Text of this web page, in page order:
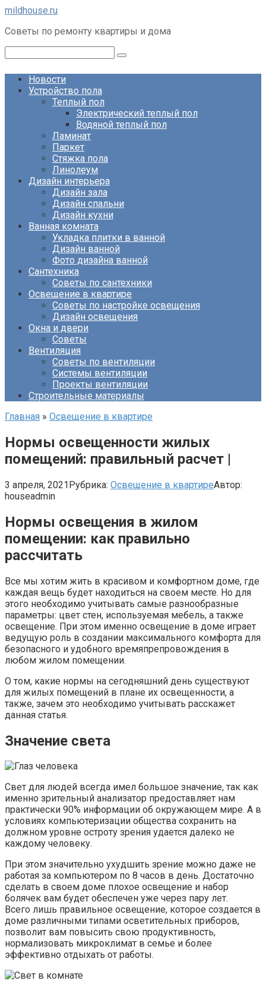
Перейти
контенту
mildhouse.ru
Советы по ремонту квартиры и дома
Новости
Устройство пола
Теплый пол
Электрический теплый пол
Водяной теплый пол
Ламинат
Паркет
Стяжка пола
Линолеум
Дизайн интерьера
Дизайн зала
Дизайн спальни
Дизайн кухни
Ванная комната
Укладка плитки в ванной
Дизайн ванной
Фото дизайна ванной
Сантехника
Советы по сантехники
Освещение в квартире
Советы по настройке освещения
Дизайн освещения
Окна и двери
Советы
Вентиляция
Советы по вентиляции
Системы вентиляции
Проекты вентиляции
Строительные материалы
Главная » Освещение в квартире
Нормы освещенности жилых
помещений: правильный расчет |
3 апреля, 2021Рубрика: Освещение в квартиреАвтор:
houseadmin
Нормы освещения в жилом
помещении: как правильно
рассчитать
Все мы хотим жить в красивом и комфортном доме, где
каждая вещь будет находиться на своем месте. Но для
этого необходимо учитывать самые разнообразные
параметры: цвет стен, используемая мебель, а также
освещение. При этом именно освещение в доме играет
ведущую роль в создании максимального комфорта для
безопасного и удобного времяпрепровождения в
любом жилом помещении.
О том, какие нормы на сегодняшний день существуют
для жилых помещений в плане их освещенности, а
также, зачем это необходимо учитывать расскажет
данная статья.
Значение света
Свет для людей всегда имел большое значение, так как
именно зрительный анализатор предоставляет нам
практически 90% информации об окружающем мире. А в
условиях компьютеризации общества сохранить на
должном уровне остроту зрения удается далеко не
каждому человеку.
При этом значительно ухудшить зрение можно даже не
работая за компьютером по 8 часов в день. Достаточно
сделать в своем доме плохое освещение и набор
болячек вам будет обеспечен уже через пару лет.
Всего лишь правильное освещение, которое создается в
доме различными типами осветительных приборов,
позволит вам повысить свою продуктивность,
нормализовать микроклимат в семье и более
эффективно отдыхать от работы.